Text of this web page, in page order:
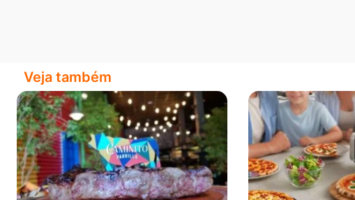
Veja também